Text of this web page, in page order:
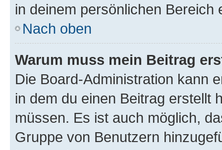
in deinem persönlichen Bereich
Nach oben
Warum muss mein Beitrag
Die Board-Administration kann
in dem du einen Beitrag erstellt
müssen. Es ist auch möglich,
Gruppe von Benutzern